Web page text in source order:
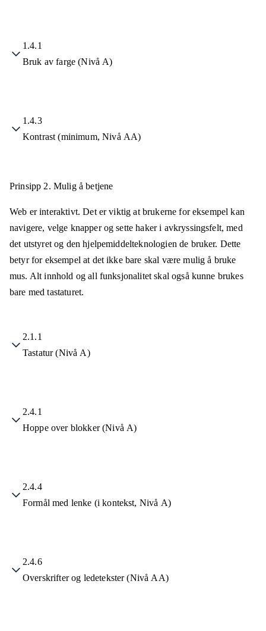
1.4.1
Bruk av farge (Nivå A)
1.4.3
Kontrast (minimum, Nivå AA)
Prinsipp 2. Mulig å betjene
Web er interaktivt. Det er viktig at brukerne for eksempel kan
navigere, velge knapper og sette haker i avkryssingsfelt, med
det utstyret og den hjelpemiddelteknologien de bruker. Dette
betyr for eksempel at det ikke bare skal være mulig å bruke
mus. Alt innhold og all funksjonalitet skal også kunne brukes
bare med tastaturet.
2.1.1
Tastatur (Nivå A)
2.4.1
Hoppe over blokker (Nivå A)
2.4.4
Formål med lenke (i kontekst, Nivå A)
2.4.6
Overskrifter og ledetekster (Nivå AA)